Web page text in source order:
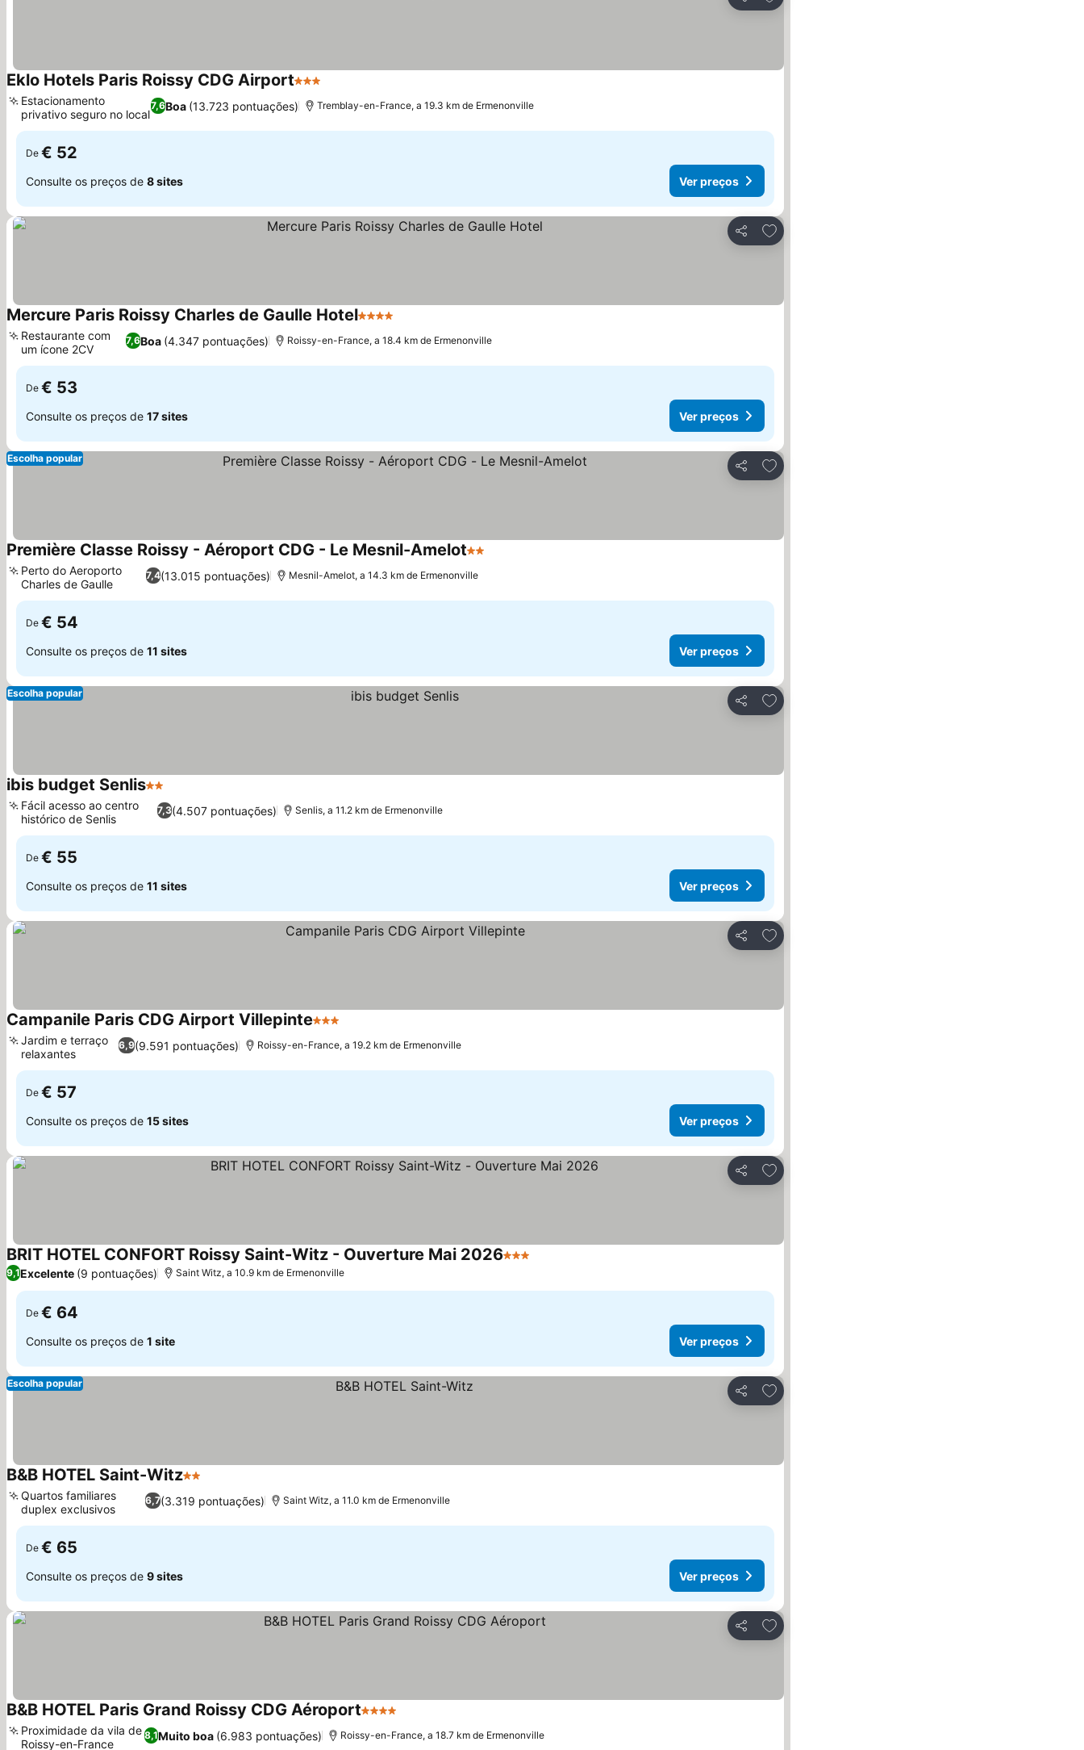
Partilhar
Eklo Hotels Paris Roissy CDG Airport3 Estrelas
7,6Boa (13.723 pontuações)
Estacionamento
privativo seguro no local
Tremblay-en-France, a 19.3 km de Ermenonville
De € 52
Consulte os preços de 8 sites Ver preços
Partilhar
Adicionar aos favoritos
Mercure Paris Roissy Charles de Gaulle Hotel4 Estrelas
7,6Boa (4.347 pontuações)
Restaurante com
um ícone 2CV
Roissy-en-France, a 18.4 km de Ermenonville
De € 53
Consulte os preços de 17 sites Ver preços
Partilhar
Adicionar aos favoritos
Escolha popular
Première Classe Roissy - Aéroport CDG - Le Mesnil-Amelot2 Estrelas
7,4(13.015 pontuações)
Perto do Aeroporto
Charles de Gaulle
Mesnil-Amelot, a 14.3 km de Ermenonville
De € 54
Consulte os preços de 11 sites Ver preços
Partilhar
Adicionar aos favoritos
Escolha popular
ibis budget Senlis2 Estrelas
7,3(4.507 pontuações)
Fácil acesso ao centro
histórico de Senlis
Senlis, a 11.2 km de Ermenonville
De € 55
Consulte os preços de 11 sites Ver preços
Partilhar
Adicionar aos favoritos
Campanile Paris CDG Airport Villepinte3 Estrelas
6,9(9.591 pontuações)
Jardim e terraço
relaxantes
Roissy-en-France, a 19.2 km de Ermenonville
De € 57
Consulte os preços de 15 sites Ver preços
Partilhar
Adicionar aos favoritos
BRIT HOTEL CONFORT Roissy Saint-Witz - Ouverture Mai 20263 Estrelas
9,1Excelente (9 pontuações) Saint Witz, a 10.9 km de Ermenonville
De € 64
Consulte os preços de 1 site Ver preços
Partilhar
Adicionar aos favoritos
Escolha popular
B&B HOTEL Saint-Witz2 Estrelas
6,7(3.319 pontuações)
Quartos familiares
duplex exclusivos
Saint Witz, a 11.0 km de Ermenonville
De € 65
Consulte os preços de 9 sites Ver preços
Partilhar
Adicionar aos favoritos
B&B HOTEL Paris Grand Roissy CDG Aéroport4 Estrelas
8,1Muito boa (6.983 pontuações)
Proximidade da vila de
Roissy-en-France
Roissy-en-France, a 18.7 km de Ermenonville